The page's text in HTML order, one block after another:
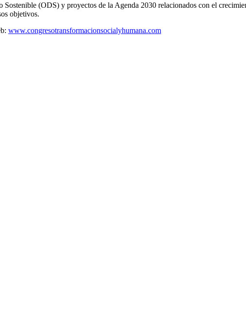
(ODS) y proyectos de la Agenda 2030 relacionados con el
objetivos.
www.congresotransformacionsocialyhumana.com